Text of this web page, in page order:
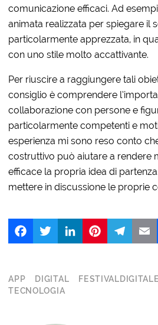
comunicazione efficaci. Ad
animata realizzata per spiegare il
particolarmente apprezzata, in
con uno stile molto accattivante.
Per riuscire a raggiungere tali
consiglio è comprendere
collaborazione con persone e
particolarmente competenti e
esperienza mi sono reso conto
costruttivo può aiutare a rendere
efficace la propria idea di
mettere in discussione le proprie
FacebookTwitter LinkedIn
APP DIGITAL
TECNOLOGIA